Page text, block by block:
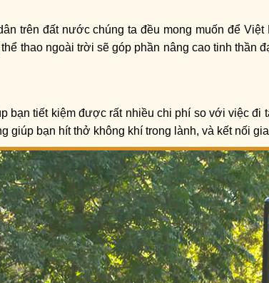
trên đất nước chúng ta đều mong muốn để
thao ngoài trời sẽ góp phần nâng cao tinh thần
bạn tiết kiệm được rất nhiều chi phí so với việc
giúp bạn hít thở không khí trong lành, và kết nối